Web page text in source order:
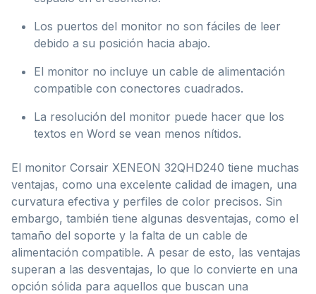
Los puertos del monitor no son fáciles de leer
debido a su posición hacia abajo.
El monitor no incluye un cable de alimentación
compatible con conectores cuadrados.
La resolución del monitor puede hacer que los
textos en Word se vean menos nítidos.
El monitor Corsair XENEON 32QHD240 tiene muchas
ventajas, como una excelente calidad de imagen, una
curvatura efectiva y perfiles de color precisos. Sin
embargo, también tiene algunas desventajas, como el
tamaño del soporte y la falta de un cable de
alimentación compatible. A pesar de esto, las ventajas
superan a las desventajas, lo que lo convierte en una
opción sólida para aquellos que buscan una